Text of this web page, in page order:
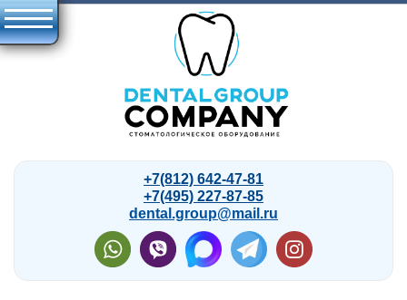
+7(812) 642-47-81
+7(495) 227-87-85
dental.group@mail.ru